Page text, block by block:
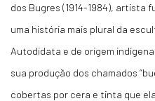
dos Bugres (1914-1984), artista
uma história mais plural da
Autodidata e de origem
sua produção dos chamados
cobertas por cera e tinta que